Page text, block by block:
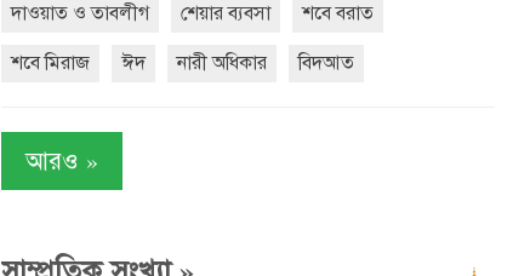
দাওয়াত ও তাবলীগ শেয়ার ব্যবসা শবে বরাত
শবে মিরাজ ঈদ নারী অধিকার বিদআত
আরও »